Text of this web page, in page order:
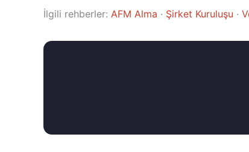
İlgili rehberler: AFM Alma · Şirket Kuruluşu ·